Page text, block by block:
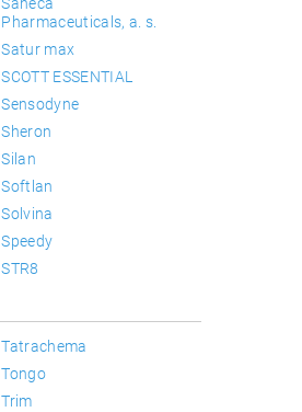
Saneca
Pharmaceuticals, a. s.
Satur max
SCOTT ESSENTIAL
Sensodyne
Sheron
Silan
Softlan
Solvina
Speedy
STR8
Tatrachema
Tongo
Trim